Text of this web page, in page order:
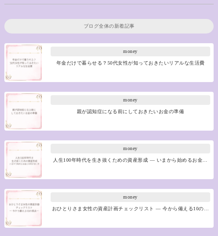
ブログ全体の新着記事
money
年金だけで暮らせる？50代女性が知っておきたいリアルな生活費
money
親が認知症になる前にしておきたいお金の準備
money
人生100年時代を生き抜くための資産形成 ― いまから始めるお金…
money
おひとりさま女性の資産計画チェックリスト ― 今から備える10の…